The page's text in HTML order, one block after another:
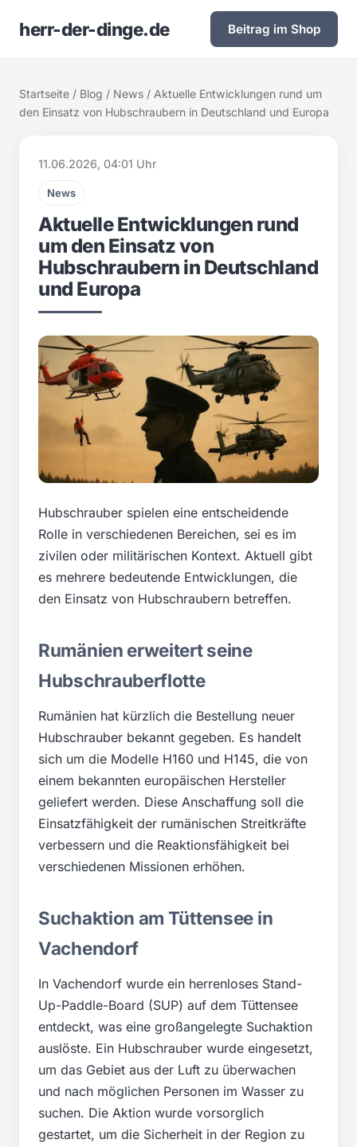
herr-der-dinge.de Beitrag im Shop
Startseite / Blog / News / Aktuelle Entwicklungen rund um
den Einsatz von Hubschraubern in Deutschland und Europa
11.06.2026, 04:01 Uhr
News
Aktuelle Entwicklungen rund
um den Einsatz von
Hubschraubern in Deutschland
und Europa
Hubschrauber spielen eine entscheidende
Rolle in verschiedenen Bereichen, sei es im
zivilen oder militärischen Kontext. Aktuell gibt
es mehrere bedeutende Entwicklungen, die
den Einsatz von Hubschraubern betreffen.
Rumänien erweitert seine
Hubschrauberflotte
Rumänien hat kürzlich die Bestellung neuer
Hubschrauber bekannt gegeben. Es handelt
sich um die Modelle H160 und H145, die von
einem bekannten europäischen Hersteller
geliefert werden. Diese Anschaffung soll die
Einsatzfähigkeit der rumänischen Streitkräfte
verbessern und die Reaktionsfähigkeit bei
verschiedenen Missionen erhöhen.
Suchaktion am Tüttensee in
Vachendorf
In Vachendorf wurde ein herrenloses Stand-
Up-Paddle-Board (SUP) auf dem Tüttensee
entdeckt, was eine großangelegte Suchaktion
auslöste. Ein Hubschrauber wurde eingesetzt,
um das Gebiet aus der Luft zu überwachen
und nach möglichen Personen im Wasser zu
suchen. Die Aktion wurde vorsorglich
gestartet, um die Sicherheit in der Region zu